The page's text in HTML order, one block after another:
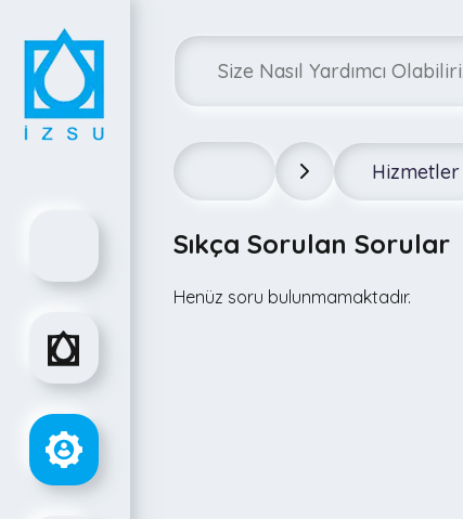
Hizmetler
Sıkça Sorulan Sorular
Henüz soru bulunmamaktadır.